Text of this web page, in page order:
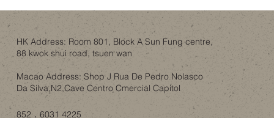
人工智能會唔會睇穿你屋企？錯視設計作
為一層誘餌
HK Address: Room 801, Block A Sun Fung centre,
88 kwok shui road, tsuen wan
Macao Address: Shop J Rua De Pedro Nolasco
Da Silva,N2,Cave Centro Cmercial Capitol
852．6031 4225